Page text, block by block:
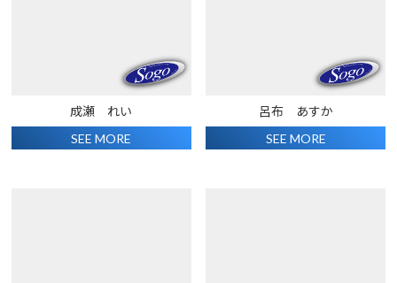
成瀬 れい
SEE MORE
呂布 あすか
SEE MORE